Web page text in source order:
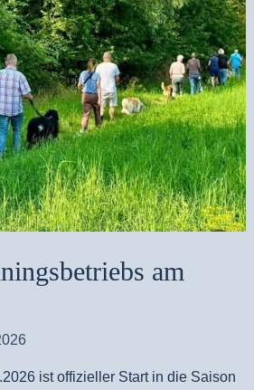
am
ist offizieller Start in die Saison